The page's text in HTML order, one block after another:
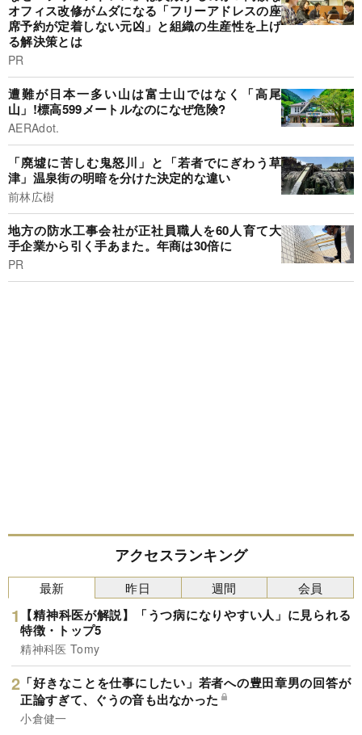
オフィス改修がムダになる「フリーアドレスの座
席予約が定着しない元凶」と組織の生産性を上げ
る解決策とは
PR
遭難が日本一多い山は富士山ではなく「高尾
山」!標高599メートルなのになぜ危険?
AERAdot.
「廃墟に苦しむ鬼怒川」と「若者でにぎわう草
津」温泉街の明暗を分けた決定的な違い
前林広樹
地方の防水工事会社が正社員職人を60人育て大
手企業から引く手あまた。年商は30倍に
PR
アクセスランキング
最新
【精神科医が解説】「うつ病になりやすい人」に見られる
特徴・トップ5
精神科医 Tomy
「好きなことを仕事にしたい」若者への豊田章男の回答が
正論すぎて、ぐうの音も出なかった
小倉健一
昨日 週間 会員